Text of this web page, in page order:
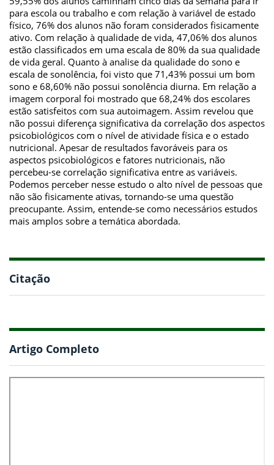
para escola ou trabalho e com relação à variável de estado
físico, 76% dos alunos não foram considerados fisicamente
ativo. Com relação à qualidade de vida, 47,06% dos alunos
estão classificados em uma escala de 80% da sua qualidade
de vida geral. Quanto à analise da qualidade do sono e
escala de sonolência, foi visto que 71,43% possui um bom
sono e 68,60% não possui sonolência diurna. Em relação a
imagem corporal foi mostrado que 68,24% dos escolares
estão satisfeitos com sua autoimagem. Assim revelou que
não possui diferença significativa da correlação dos aspectos
psicobiológicos com o nível de atividade física e o estado
nutricional. Apesar de resultados favoráveis para os
aspectos psicobiológicos e fatores nutricionais, não
percebeu-se correlação significativa entre as variáveis.
Podemos perceber nesse estudo o alto nível de pessoas que
não são fisicamente ativas, tornando-se uma questão
preocupante. Assim, entende-se como necessários estudos
mais amplos sobre a temática abordada.
Citação
Artigo Completo